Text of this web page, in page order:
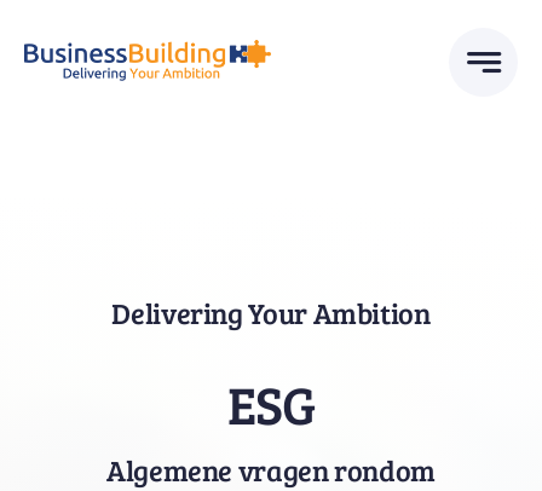
Delivering Your Ambition
ESG
Algemene vragen rondom